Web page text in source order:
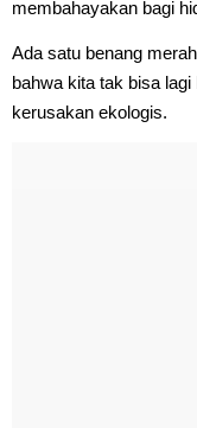
membahayakan bagi
Ada satu benang
bahwa kita tak bisa
kerusakan ekologis.